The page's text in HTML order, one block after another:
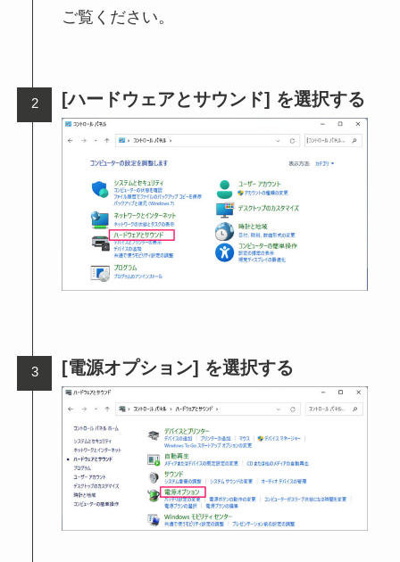
ご覧ください。
[ハードウェアとサウンド] を選択する
[電源オプション] を選択する